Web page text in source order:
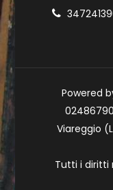
Powered
Viareggio
Tutti i diritti